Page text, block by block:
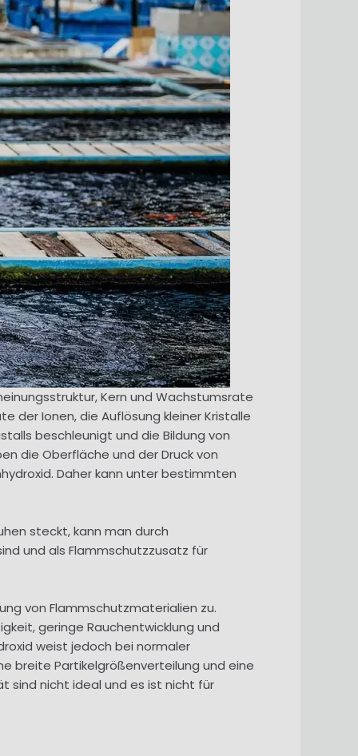
Kern und Wachstumsrate
der Ionen, die Auflösung kleiner Kristalle
beschleunigt und die Bildung von
die Oberfläche und der Druck von
Daher kann unter bestimmten
steckt, kann man durch
und als Flammschutzzusatz für
von Flammschutzmaterialien zu.
geringe Rauchentwicklung und
weist jedoch bei normaler
breite Partikelgrößenverteilung und eine
sind nicht ideal und es ist nicht für